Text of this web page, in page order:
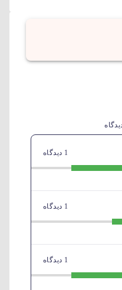
1 دیدگاه
1 دیدگاه
1 دیدگاه